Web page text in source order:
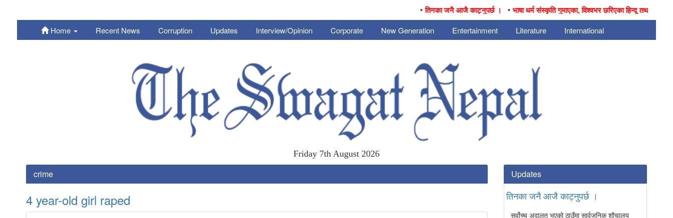
तिनका जनै आजै काट्नुपर्छ । • भाषा धर्म संस्कृति गुमाएका, विश्वभर छरिएका हिन्दू तथा नेपालीहरुको
Home Recent News Corruption Updates Interview/Opinion Corporate New Generation Entertainment Literature
International
Friday 7th August 2026
crime
4 year-old girl raped
Updates
तिनका जनै आजै काट्नुपर्छ ।
सर्वोच्च अदालत भएको ठाउँमा सार्वजनिक शौचालय